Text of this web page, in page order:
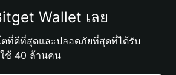
Wallet เลย
ที่ดีที่สุดและปลอดภัยที่สุดที่ได้รับ
ใช้ 40 ล้านคน